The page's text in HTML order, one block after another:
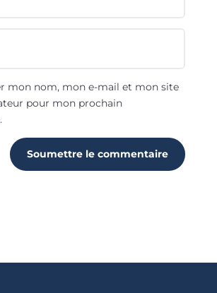
mon nom, mon e-mail et mon site
pour mon prochain
Soumettre le commentaire